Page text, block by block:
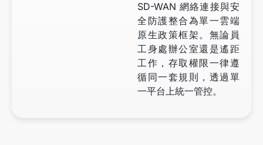
SD-WAN 網絡連接與安
全防護整合為單一雲端
原生政策框架。無論員
工身處辦公室還是遙距
工作，存取權限一律遵
循同一套規則，透過單
一平台上統一管控。